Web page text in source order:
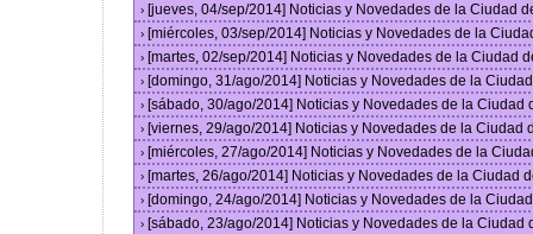
› [jueves, 04/sep/2014] Noticias y Novedades de la Ciudad
› [miércoles, 03/sep/2014] Noticias y Novedades de la
› [martes, 02/sep/2014] Noticias y Novedades de la Ciudad
› [domingo, 31/ago/2014] Noticias y Novedades de la
› [sábado, 30/ago/2014] Noticias y Novedades de la Ciudad
› [viernes, 29/ago/2014] Noticias y Novedades de la Ciudad
› [miércoles, 27/ago/2014] Noticias y Novedades de la
› [martes, 26/ago/2014] Noticias y Novedades de la Ciudad
› [domingo, 24/ago/2014] Noticias y Novedades de la
› [sábado, 23/ago/2014] Noticias y Novedades de la Ciudad